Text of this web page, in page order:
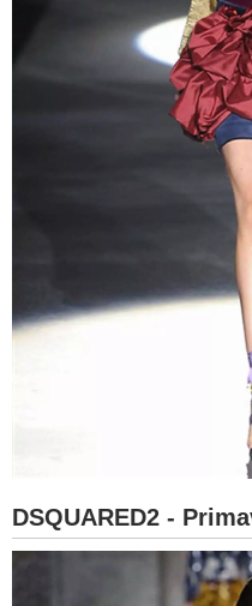
DSQUARED2 -